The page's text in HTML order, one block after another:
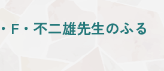
F・不二雄先生のふる